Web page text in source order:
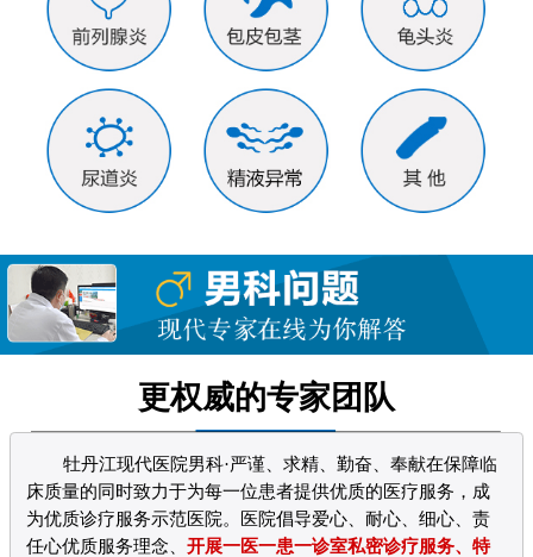
更权威的专家团队
牡丹江现代医院男科·严谨、求精、勤奋、奉献在保障临
床质量的同时致力于为每一位患者提供优质的医疗服务，成
为优质诊疗服务示范医院。医院倡导爱心、耐心、细心、责
任心优质服务理念、开展一医一患一诊室私密诊疗服务、特